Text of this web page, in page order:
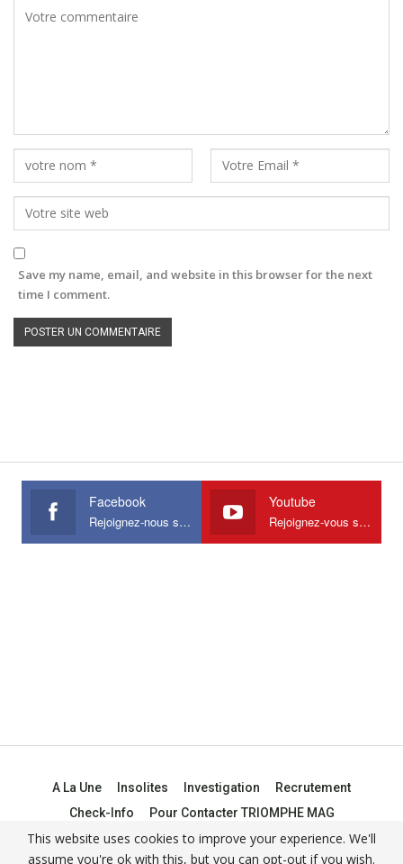
Save my name, email, and website in this browser for the next
time I comment.
Facebook
Rejoignez-nous sur Facebook
Youtube
Rejoignez-vous sur Youtube
A La Une Insolites Investigation
Recrutement
Check-Info
Pour Contacter TRIOMPHE MAG
This website uses cookies to improve your experience. We'll
assume you're ok with this, but you can opt-out if you wish.